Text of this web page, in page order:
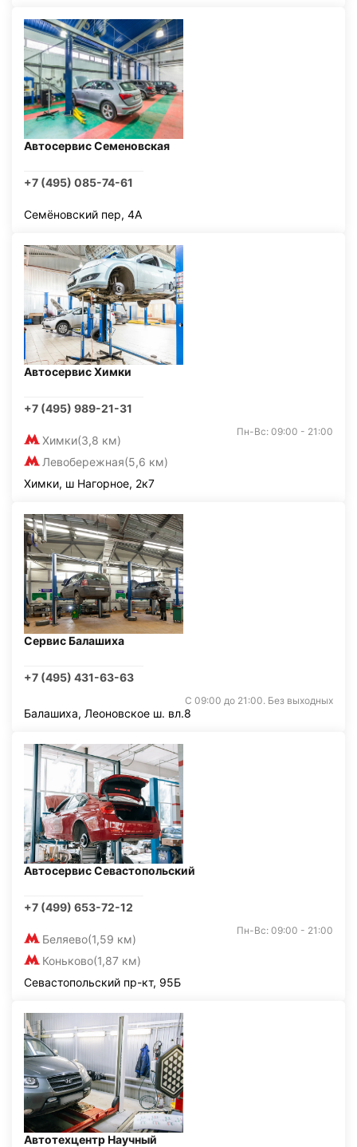
Автосервис Семеновская
+7 (495) 085-74-61
Семёновский пер, 4А
Автосервис Химки
+7 (495) 989-21-31
Химки(3,8 км)
Левобережная(5,6 км)
Пн-Вс: 09:00 - 21:00
Химки, ш Нагорное, 2к7
Сервис Балашиха
+7 (495) 431-63-63
С 09:00 до 21:00. Без выходных
Балашиха, Леоновское ш. вл.8
Автосервис Севастопольский
+7 (499) 653-72-12
Беляево(1,59 км)
Коньково(1,87 км)
Пн-Вс: 09:00 - 21:00
Севастопольский пр-кт, 95Б
Автотехцентр Научный